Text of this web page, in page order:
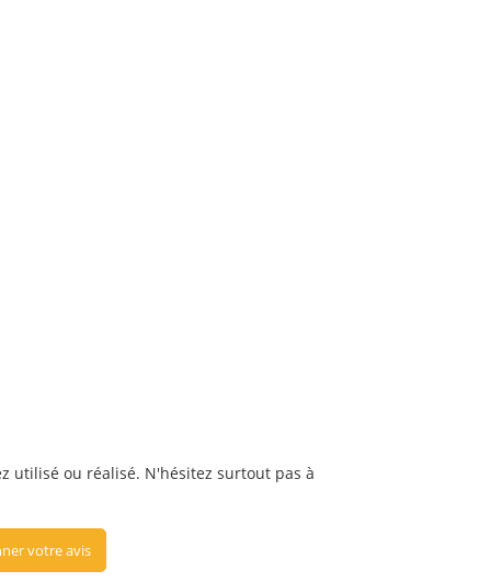
utilisé ou réalisé. N'hésitez surtout pas à
votre avis